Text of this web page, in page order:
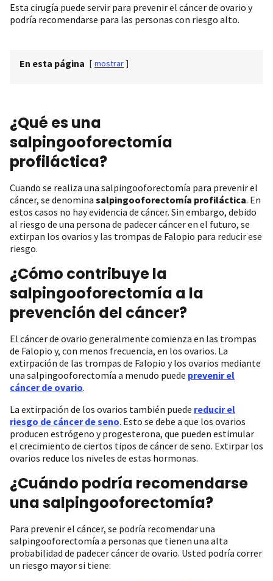
Esta cirugía puede servir para prevenir el cáncer de ovario y
podría recomendarse para las personas con riesgo alto.
En esta página [ mostrar ]
¿Qué es una
salpingooforectomía
profiláctica?
Cuando se realiza una salpingooforectomía para prevenir el
cáncer, se denomina salpingooforectomía profiláctica. En
estos casos no hay evidencia de cáncer. Sin embargo, debido
al riesgo de una persona de padecer cáncer en el futuro, se
extirpan los ovarios y las trompas de Falopio para reducir ese
riesgo.
¿Cómo contribuye la
salpingooforectomía a la
prevención del cáncer?
El cáncer de ovario generalmente comienza en las trompas
de Falopio y, con menos frecuencia, en los ovarios. La
extirpación de las trompas de Falopio y los ovarios mediante
una salpingooforectomía a menudo puede prevenir el
cáncer de ovario.
La extirpación de los ovarios también puede reducir el
riesgo de cáncer de seno. Esto se debe a que los ovarios
producen estrógeno y progesterona, que pueden estimular
el crecimiento de ciertos tipos de cáncer de seno. Extirpar los
ovarios reduce los niveles de estas hormonas.
¿Cuándo podría recomendarse
una salpingooforectomía?
Para prevenir el cáncer, se podría recomendar una
salpingooforectomía a personas que tienen una alta
probabilidad de padecer cáncer de ovario. Usted podría correr
un riesgo mayor si tiene: